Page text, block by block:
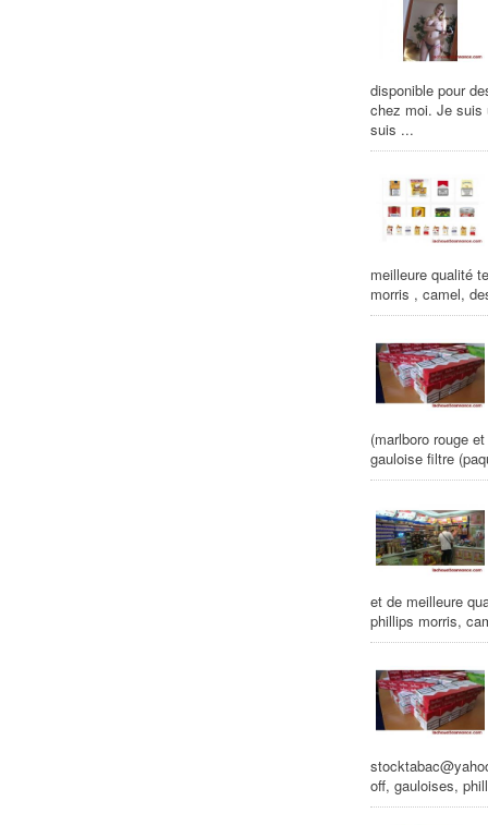
disponible pour
chez moi. Je suis
suis ...
meilleure qualité
morris , camel,
(marlboro rouge
gauloise filtre
et de meilleure
phillips morris,
off, gauloises,